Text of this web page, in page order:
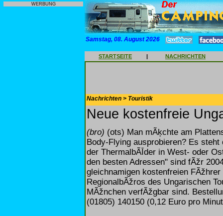
WERBUNG
Samstag, 08. August 2026
STARTSEITE | NACHRICHTEN
Nachrichten > Touristik
Neue kostenfreie
(bro) (ots) Man mÃķchte am
Body-Flying ausprobieren? Es
der ThermalbÃĪder in West- oder
den besten Adressen" sind fÃžr
gleichnamigen kostenfreien
RegionalbÃžros des Ungarischen
MÃžnchen verfÃžgbar sind.
(01805) 140150 (0,12 Euro pro